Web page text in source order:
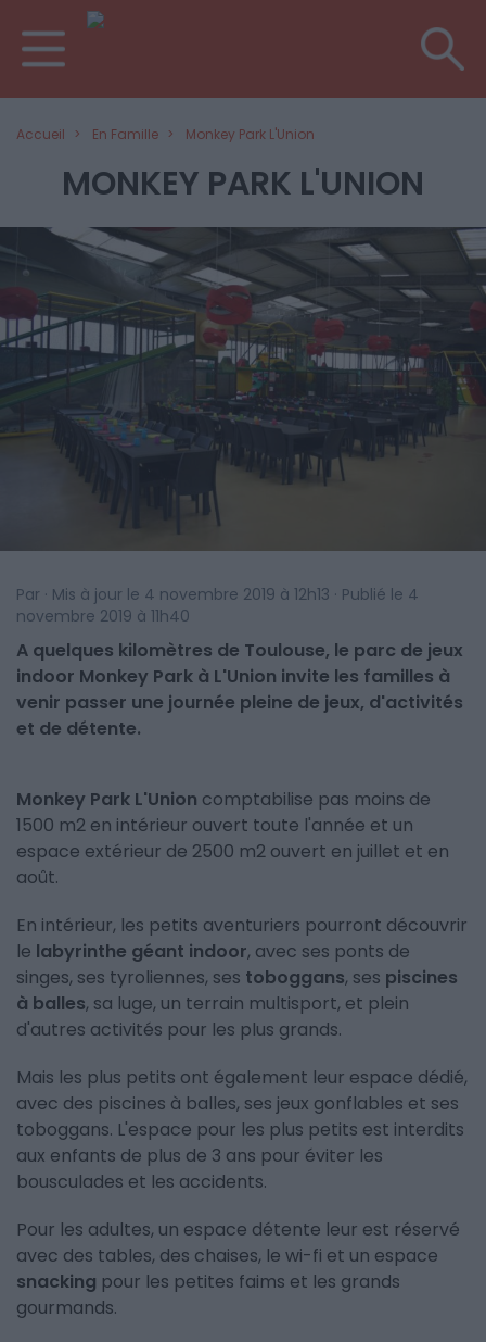
Accueil En Famille Monkey Park L'Union
MONKEY PARK L'UNION
Par · Mis à jour le 4 novembre 2019 à 12h13 · Publié le 4
novembre 2019 à 11h40
A quelques kilomètres de Toulouse, le parc de jeux
indoor Monkey Park à L'Union invite les familles à
venir passer une journée pleine de jeux, d'activités
et de détente.
Monkey Park L'Union comptabilise pas moins de
1500 m2 en intérieur ouvert toute l'année et un
espace extérieur de 2500 m2 ouvert en juillet et en
août.
En intérieur, les petits aventuriers pourront découvrir
le labyrinthe géant indoor, avec ses ponts de
singes, ses tyroliennes, ses toboggans, ses piscines
à balles, sa luge, un terrain multisport, et plein
d'autres activités pour les plus grands.
Mais les plus petits ont également leur espace dédié,
avec des piscines à balles, ses jeux gonflables et ses
toboggans. L'espace pour les plus petits est interdits
aux enfants de plus de 3 ans pour éviter les
bousculades et les accidents.
Pour les adultes, un espace détente leur est réservé
avec des tables, des chaises, le wi-fi et un espace
snacking pour les petites faims et les grands
gourmands.